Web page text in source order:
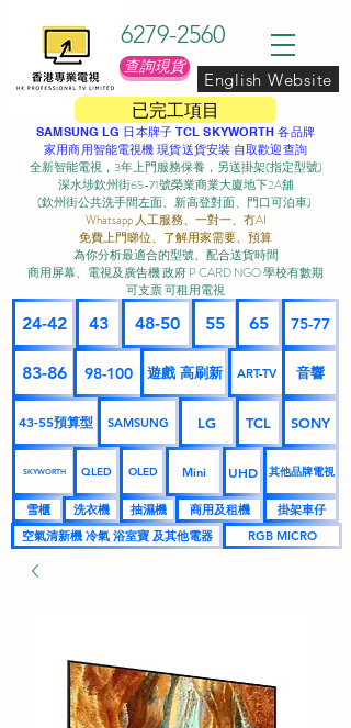
已完工項目
6279-2560
查詢現貨
English Website
SAMSUNG LG 日本牌子 TCL SKYWORTH 各品牌
家用商用智能電視機 現貨送貨安裝 自取歡迎查詢
全新智能電視，3年上門服務保養，另送掛架(指定型號)
深水埗欽州街65-71號榮業商業大廈地下2A舖
(欽州街公共洗手間左面、新高登對面、門口可泊車) ​
Whatsapp 人工服務、一對一、冇AI
免費上門睇位、了解用家需要、預算
為你分析最適合的型號、配合送貨時間
商用屏幕、電視及廣告機 政府 P CARD NGO 學校有數期
可支票 可租用電視
24-42 43 48-50 55 65 75-77
83-86 98-100 遊戲 高刷新 ART-TV 音響
43-55預算型 SAMSUNG LG TCL SONY
SKYWORTH QLED OLED Mini UHD 其他品牌電視
雪櫃 洗衣機 抽濕機 商用及租機
掛架車仔
空氣清新機 冷氣 浴室寶 及其他電器
RGB MICRO